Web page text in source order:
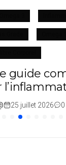
guide
25 juillet 2026 0